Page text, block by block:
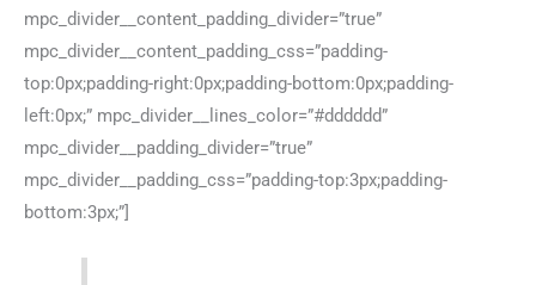
mpc_divider__content_padding_divider=”true”
mpc_divider__content_padding_css=”padding-
top:0px;padding-right:0px;padding-bottom:0px;padding-
left:0px;” mpc_divider__lines_color=”#dddddd”
mpc_divider__padding_divider=”true”
mpc_divider__padding_css=”padding-top:3px;padding-
bottom:3px;”]